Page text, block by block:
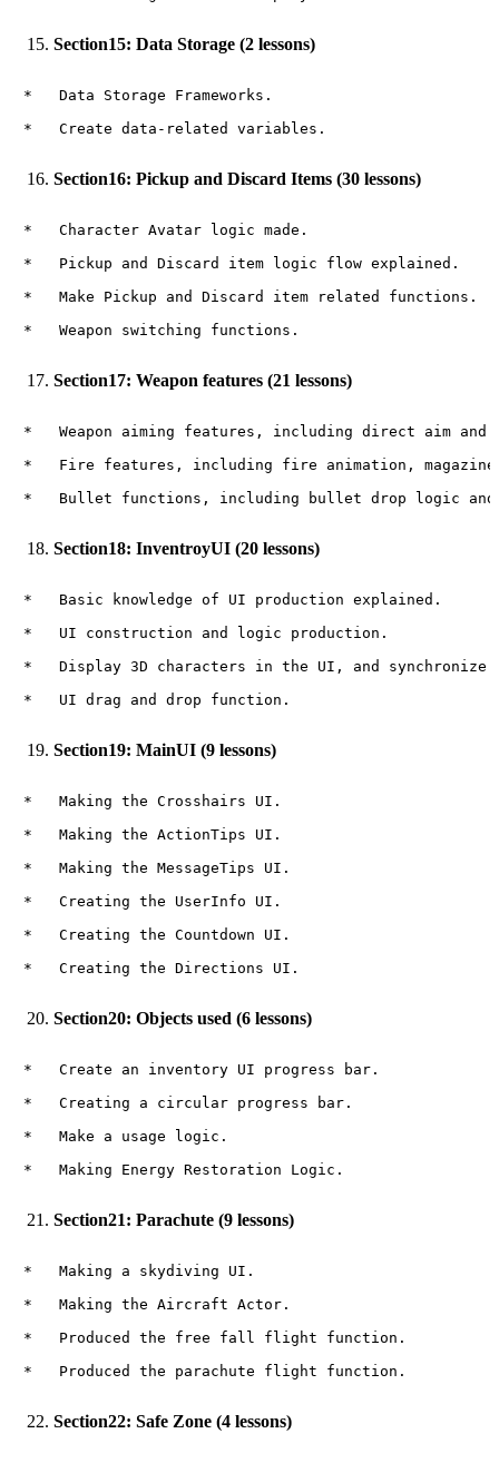
Section15: Data Storage (2 lessons)
*   Data Storage Frameworks.
Section16: Pickup and Discard Items (30 lessons)
*   Character Avatar logic made.
*   Pickup and Discard item logic flow explained.
*   Make Pickup and Discard item related functions.
Section17: Weapon features (21 lessons)
*   Weapon aiming features, including direct aim and
*   Fire features, including fire animation,
Section18: InventroyUI (20 lessons)
*   Basic knowledge of UI production explained.
*   UI construction and logic production.
*   Display 3D characters in the UI, and synchronize
Section19: MainUI (9 lessons)
*   Making the Crosshairs UI.
*   Making the ActionTips UI.
*   Making the MessageTips UI.
*   Creating the UserInfo UI.
*   Creating the Countdown UI.
Section20: Objects used (6 lessons)
*   Create an inventory UI progress bar.
*   Creating a circular progress bar.
*   Make a usage logic.
Section21: Parachute (9 lessons)
*   Making a skydiving UI.
*   Making the Aircraft Actor.
*   Produced the free fall flight function.
Section22: Safe Zone (4 lessons)